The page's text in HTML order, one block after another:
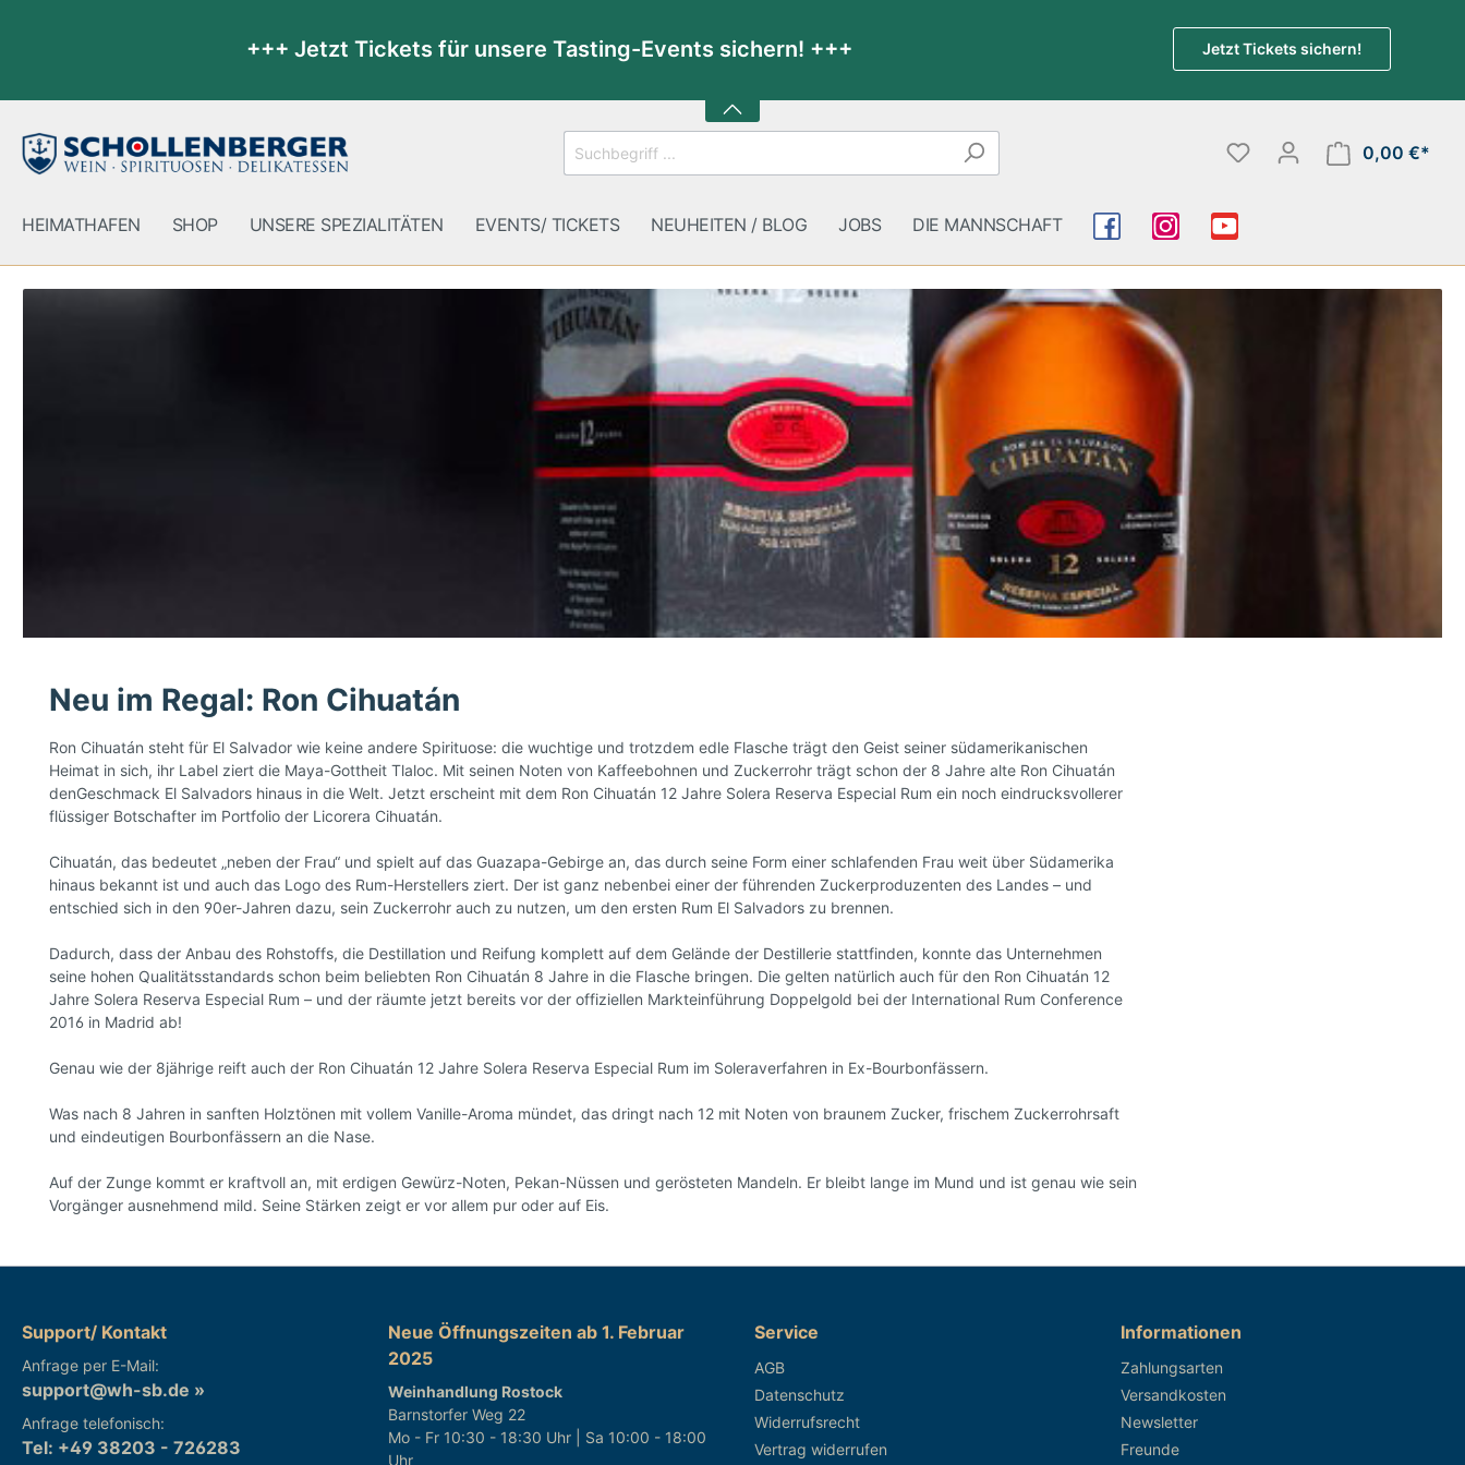
+++ Jetzt Tickets für unsere Tasting-Events sichern! +++ Jetzt Tickets sichern!
0,00 €*
HEIMATHAFEN SHOP UNSERE SPEZIALITÄTEN EVENTS/ TICKETS NEUHEITEN / BLOG JOBS DIE MANNSCHAFT
GUTSCHEINE Tequila / Mezcal
Feinkost / Präsente
Gin Wermut / Aperitif
Grappa / Pisco Wein
Zubehör / Kleidung Raritäten Cognac / Brandy / Armagnac Alkoholfrei
Kuba
Neu im Regal: Ron Cihuatán
Ron Cihuatán steht für El Salvador wie keine andere Spirituose: die wuchtige und trotzdem edle Flasche trägt den Geist seiner südamerikanischen
Heimat in sich, ihr Label ziert die Maya-Gottheit Tlaloc. Mit seinen Noten von Kaffeebohnen und Zuckerrohr trägt schon der 8 Jahre alte Ron Cihuatán
denGeschmack El Salvadors hinaus in die Welt. Jetzt erscheint mit dem Ron Cihuatán 12 Jahre Solera Reserva Especial Rum ein noch eindrucksvollerer
flüssiger Botschafter im Portfolio der Licorera Cihuatán.
Cihuatán, das bedeutet „neben der Frau“ und spielt auf das Guazapa-Gebirge an, das durch seine Form einer schlafenden Frau weit über Südamerika
hinaus bekannt ist und auch das Logo des Rum-Herstellers ziert. Der ist ganz nebenbei einer der führenden Zuckerproduzenten des Landes – und
entschied sich in den 90er-Jahren dazu, sein Zuckerrohr auch zu nutzen, um den ersten Rum El Salvadors zu brennen.
Dadurch, dass der Anbau des Rohstoffs, die Destillation und Reifung komplett auf dem Gelände der Destillerie stattfinden, konnte das Unternehmen
seine hohen Qualitätsstandards schon beim beliebten Ron Cihuatán 8 Jahre in die Flasche bringen. Die gelten natürlich auch für den Ron Cihuatán 12
Jahre Solera Reserva Especial Rum – und der räumte jetzt bereits vor der offiziellen Markteinführung Doppelgold bei der International Rum Conference
2016 in Madrid ab!
Genau wie der 8jährige reift auch der Ron Cihuatán 12 Jahre Solera Reserva Especial Rum im Soleraverfahren in Ex-Bourbonfässern.
Was nach 8 Jahren in sanften Holztönen mit vollem Vanille-Aroma mündet, das dringt nach 12 mit Noten von braunem Zucker, frischem Zuckerrohrsaft
und eindeutigen Bourbonfässern an die Nase.
Auf der Zunge kommt er kraftvoll an, mit erdigen Gewürz-Noten, Pekan-Nüssen und gerösteten Mandeln. Er bleibt lange im Mund und ist genau wie sein
Vorgänger ausnehmend mild. Seine Stärken zeigt er vor allem pur oder auf Eis.
Support/ Kontakt
Anfrage per E-Mail:
support@wh-sb.de »
Anfrage telefonisch:
Tel: +49 38203 - 726283
Neue Öffnungszeiten ab 1. Februar
2025
Weinhandlung Rostock
Barnstorfer Weg 22
Mo - Fr 10:30 - 18:30 Uhr | Sa 10:00 - 18:00
Uhr
Service
AGB
Datenschutz
Widerrufsrecht
Vertrag widerrufen
Informationen
Zahlungsarten
Versandkosten
Newsletter
Freunde